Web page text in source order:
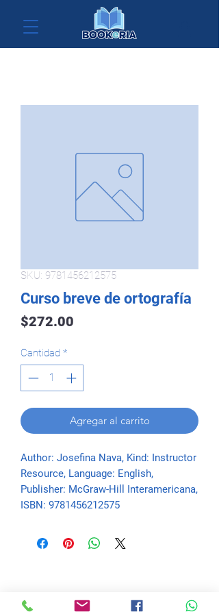
SKU: 9781456212575
Curso breve de ortografía
$272.00
Cantidad *
Agregar al carrito
Author: Josefina Nava, Kind: Instructor
Resource, Language: English,
Publisher: McGraw-Hill Interamericana,
ISBN: 9781456212575